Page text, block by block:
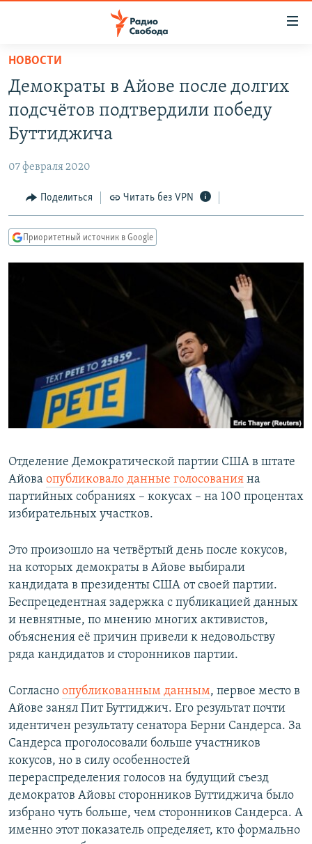
упрощенного
доступа
основному
Вернутся
Вернутся
ПОДКАСТЫ
АВТОРСКИЕ ПРОЕКТЫ
МНЕНИЯ
КУЛЬТУРА
КАВКАЗ.РЕАЛИИ
РАСПИСАНИЕ ВЕЩАНИЯ
ПОДПИШИТЕСЬ НА РАССЫЛКУ
СОЦИАЛЬНЫЕ СЕТИ
Все сайты РСЕ/РС
НОВОСТИ
Демократы в Айове после долгих
подсчётов подтвердили победу
Буттиджича
07 февраля 2020
Поделиться Читать без VPN
Приоритетный источник в Google
Отделение Демократической партии США в штате
Айова опубликовало данные голосования на
партийных собраниях – кокусах – на 100 процентах
избирательных участков.
Это произошло на четвёртый день после кокусов,
на которых демократы в Айове выбирали
кандидата в президенты США от своей партии.
Беспрецедентная задержка с публикацией данных
и невнятные, по мнению многих активистов,
объяснения её причин привели к недовольству
ряда кандидатов и сторонников партии.
Согласно опубликованным данным, первое место в
Айове занял Пит Буттиджич. Его результат почти
идентичен результату сенатора Берни Сандерса. За
Сандерса проголосовали больше участников
кокусов, но в силу особенностей
перераспределения голосов на будущий съезд
демократов Айовы сторонников Буттиджича было
избрано чуть больше, чем сторонников Сандерса. А
именно этот показатель определяет, кто формально